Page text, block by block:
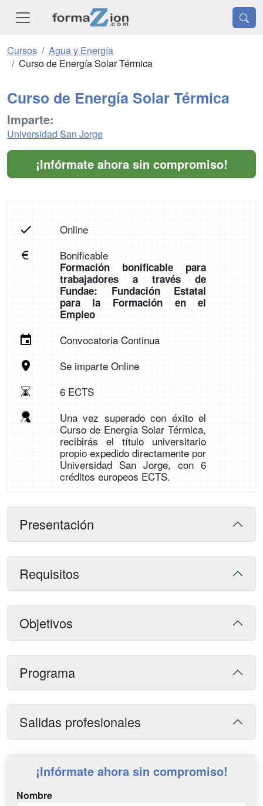
Cursos
Agua y Energía
Curso de Energía Solar Térmica
Curso de Energía Solar Térmica
Imparte:
Universidad San Jorge
¡Infórmate ahora sin compromiso!
Online
Bonificable
Formación bonificable para
trabajadores a través de
Fundae: Fundación Estatal
para la Formación en el
Empleo
Convocatoria Continua
Se imparte Online
6 ECTS
Una vez superado con éxito el
Curso de Energía Solar Térmica,
recibirás el título universitario
propio expedido directamente por
Universidad San Jorge, con 6
créditos europeos ECTS.
Presentación
Requisitos
Objetivos
Programa
Salidas profesionales
¡Infórmate ahora sin compromiso!
Nombre